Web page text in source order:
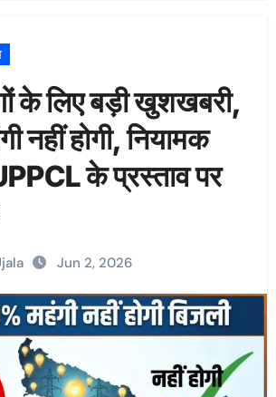
के लिए बड़ी खुशखबरी,
नहीं होगी, नियामक
के प्रस्ताव पर
Jun 2, 2026